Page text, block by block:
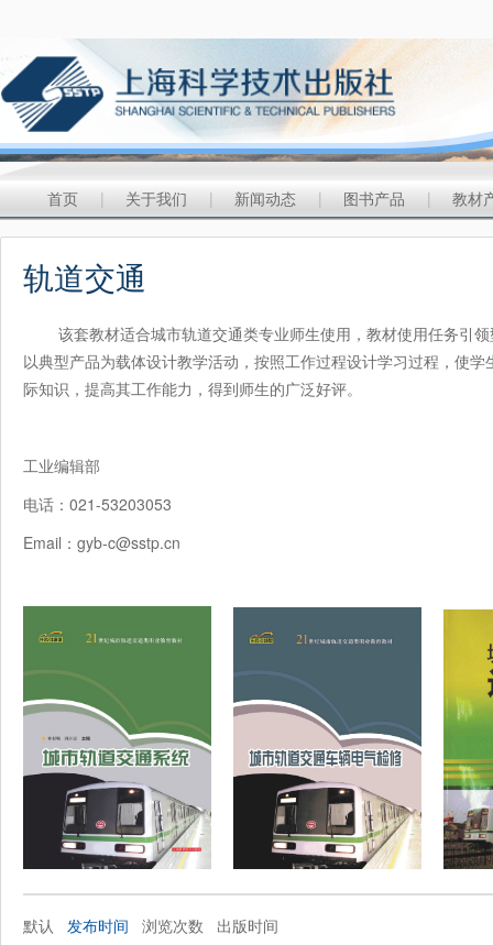
首页 | 关于我们 | 新闻动态 | 图书产品 | 教材
轨道交通
该套教材适合城市轨道交通类专业师生使用，教材使用任务引领
以典型产品为载体设计教学活动，按照工作过程设计学习过程，使
际知识，提高其工作能力，得到师生的广泛好评。
工业编辑部
电话：021-53203053
Email：gyb-c@sstp.cn
默认 发布时间 浏览次数 出版时间